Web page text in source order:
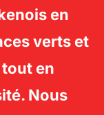
en
verts et
en
Nous